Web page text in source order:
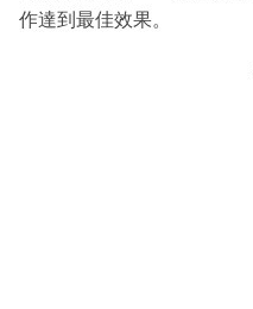
作達到最佳效果。